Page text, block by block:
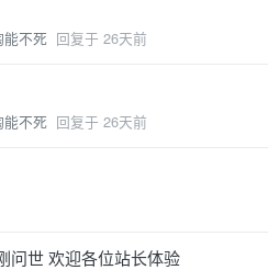
不死 回复于 26天前
能不死 回复于 26天前
问世 欢迎各位站长体验